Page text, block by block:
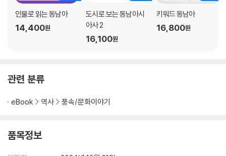
10. 싱가포르-말레이시아 커리 국수 락사
이주민과 현지인의 만남이 낳은 혼종 요리｜생선으로 맛을 낸 아쌈 락사
와 페낭 락사｜코코넛 밀크로 만드는 뇨냐 락사와 카통 락사
인도식도 아닌 중국식도 아닌 미얀마식｜시대에 따라 변해온 알록달록 터
인물로 읽는 동남아
14,400원
도시로 보는 동남아시
아사 2
16,100원
키워드 동남아
16,800원
관련 분류
eBook 역사 풍속/문화이야기
품목정보